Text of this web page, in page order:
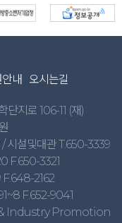
내 오시는길
지로 106-11 (재)
시설및대관 T.650-3339
F.650-3321
F.648-2162
F.652-9041
Industry Promotion